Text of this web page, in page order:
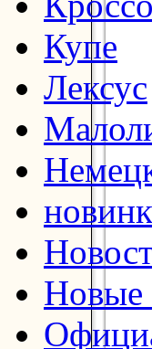
Купе
Лексус
Новые